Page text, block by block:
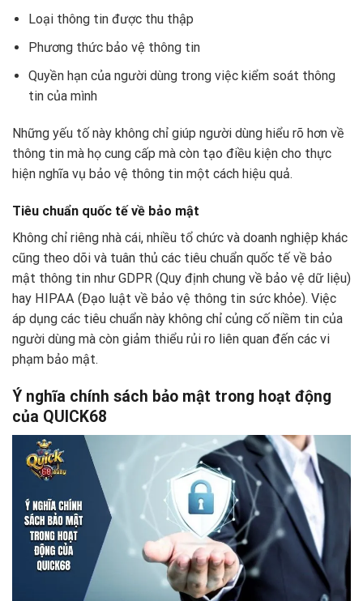
Loại thông tin được thu thập
Phương thức bảo vệ thông tin
Quyền hạn của người dùng trong việc kiểm soát thông
tin của mình
Những yếu tố này không chỉ giúp người dùng hiểu rõ hơn về
thông tin mà họ cung cấp mà còn tạo điều kiện cho thực
hiện nghĩa vụ bảo vệ thông tin một cách hiệu quả.
Tiêu chuẩn quốc tế về bảo mật
Không chỉ riêng nhà cái, nhiều tổ chức và doanh nghiệp khác
cũng theo dõi và tuân thủ các tiêu chuẩn quốc tế về bảo
mật thông tin như GDPR (Quy định chung về bảo vệ dữ liệu)
hay HIPAA (Đạo luật về bảo vệ thông tin sức khỏe). Việc
áp dụng các tiêu chuẩn này không chỉ củng cố niềm tin của
người dùng mà còn giảm thiểu rủi ro liên quan đến các vi
phạm bảo mật.
Ý nghĩa chính sách bảo mật trong hoạt động
của QUICK68